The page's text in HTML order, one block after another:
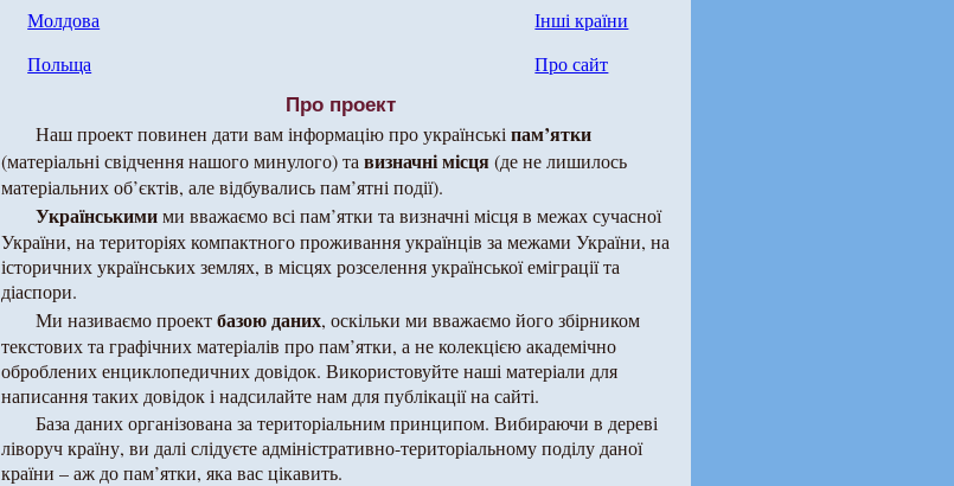
Молдова
Польща
Інші країни
Про сайт
Про проект
Наш проект повинен дати вам інформацію про українські пам’ятки
(матеріальні свідчення нашого минулого) та визначні місця(де не лишилось
матеріальних об’єктів, але відбувались пам’ятні події).
Українськимими вважаємо всі пам’ятки та визначні місця в межах сучасної
України, на територіях компактного проживання українців за межами України, на
історичних українських землях, в місцях розселення української еміграції та
діаспори.
Ми називаємо проектбазою даних, оскільки ми вважаємо його збірником
текстових та графічних матеріалів про пам’ятки, а не колекцією академічно
оброблених енциклопедичних довідок. Використовуйте наші матеріали для
написання таких довідок і надсилайте нам для публікації на сайті.
База даних організована за територіальним принципом. Вибираючи в дереві
ліворуч країну, ви далі слідуєте адміністративно-територіальному поділу даної
країни – аж до пам’ятки, яка вас цікавить.